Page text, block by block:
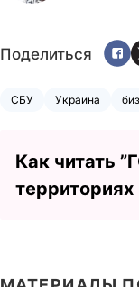
Поделиться
СБУ Украина
Как читать
территориях